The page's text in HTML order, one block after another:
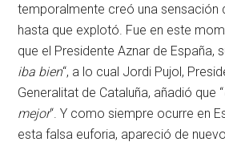
temporalmente creó una sensación
hasta que explotó. Fue en este
que el Presidente Aznar de España,
iba bien“, a lo cual Jordi Pujol,
Generalitat de Cataluña, añadió que “
mejor“. Y como siempre ocurre en
esta falsa euforia, apareció de